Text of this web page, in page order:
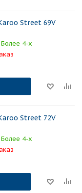
Street 69V
Более 4-х
Street 72V
Более 4-х